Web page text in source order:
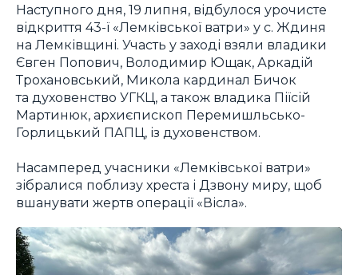
Наступного дня, 19 липня, відбулося урочисте
відкриття 43-ї «Лемківської ватри» у с. Ждиня
на Лемківщині. Участь у заході взяли владики
Євген Попович, Володимир Ющак, Аркадій
Трохановський, Микола кардинал Бичок
та духовенство УГКЦ, а також владика Піїсій
Мартинюк, архиєпископ Перемишльсько-
Горлицький ПАПЦ, із духовенством.
Насамперед учасники «Лемківської ватри»
зібралися поблизу хреста і Дзвону миру, щоб
вшанувати жертв операції «Вісла».